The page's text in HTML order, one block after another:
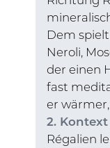
Dem
Neroli,
der einen
fast
er
2.
Régalien